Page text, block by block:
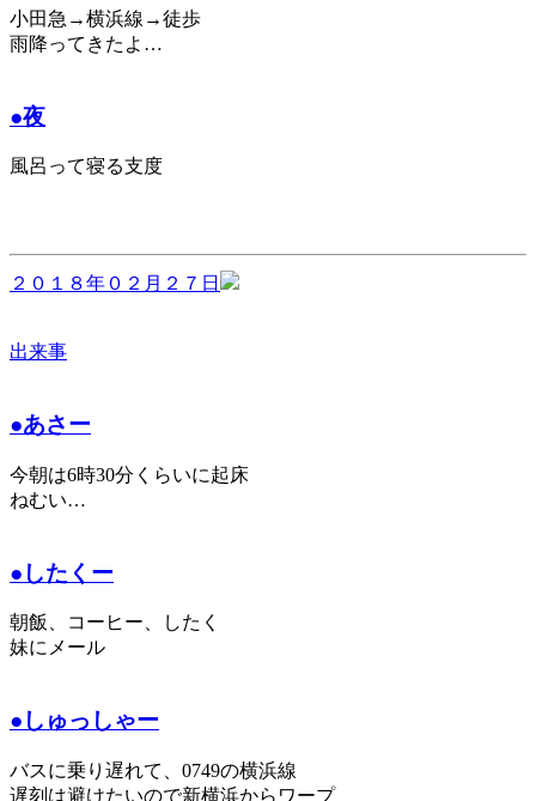
小田急→横浜線→徒歩
雨降ってきたよ…
●夜
風呂って寝る支度
２０１８年０２月２７日
出来事
●あさー
今朝は6時30分くらいに起床
ねむい…
●したくー
朝飯、コーヒー、したく
妹にメール
●しゅっしゃー
バスに乗り遅れて、0749の横浜線
遅刻は避けたいので新横浜からワープ